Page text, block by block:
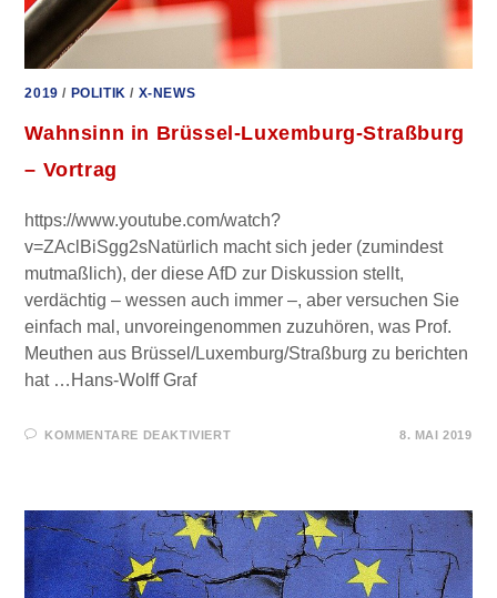
2019 / POLITIK / X-NEWS
Wahnsinn in Brüssel-Luxemburg-Straßburg
– Vortrag
https://www.youtube.com/watch?
v=ZAclBiSgg2sNatürlich macht sich jeder (zumindest
mutmaßlich), der diese AfD zur Diskussion stellt,
verdächtig – wessen auch immer –, aber versuchen Sie
einfach mal, unvoreingenommen zuzuhören, was Prof.
Meuthen aus Brüssel/Luxemburg/Straßburg zu berichten
hat …Hans-Wolff Graf
KOMMENTARE DEAKTIVIERTFÜR
V
ORTRAG
8. MAI 2019